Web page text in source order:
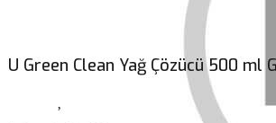
U Green Clean Yağ Çözücü 500 ml